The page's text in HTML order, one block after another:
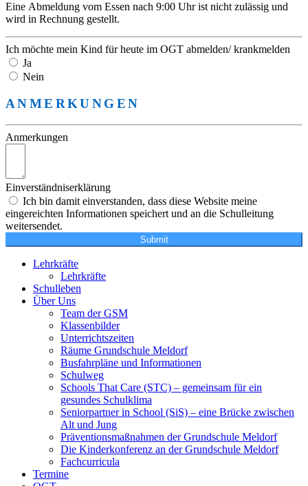
Eine Abmeldung vom Essen nach 9:00 Uhr ist nicht zulässig und
wird in Rechnung gestellt.
Ich möchte mein Kind für heute im OGT abmelden/ krankmelden
Ja
Nein
ANMERKUNGEN
Anmerkungen
Einverständniserklärung
Ich bin damit einverstanden, dass diese Website meine
eingereichten Informationen speichert und an die Schulleitung
weitersendet.
Submit
Lehrkräfte
Lehrkräfte
Schulleben
Über Uns
Team der GSM
Klassenbilder
Unterrichtszeiten
Räume Grundschule Meldorf
Busfahrpläne und Informationen
Schulweg
Schools That Care (STC) – gemeinsam für ein
gesundes Schulklima
Seniorpartner in School (SiS) – eine Brücke zwischen
Alt und Jung
Präventionsmaßnahmen der Grundschule Meldorf
Die Kinderkonferenz an der Grundschule Meldorf
Fachcurricula
Termine